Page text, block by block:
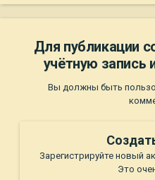
Для публикации
учётную запись
Вы должны быть
Зарегистрируйте новый
Это